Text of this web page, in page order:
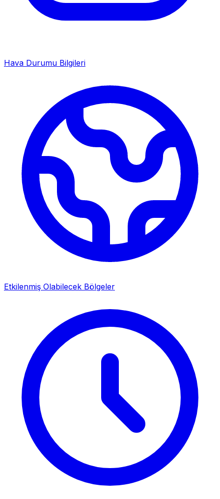
Hava Durumu Bilgileri
Etkilenmiş Olabilecek Bölgeler